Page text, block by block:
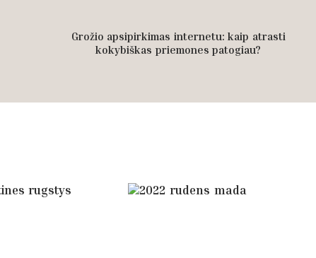
Grožio apsipirkimas internetu: kaip atrasti
kokybiškas priemones patogiau?